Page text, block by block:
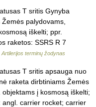
T sritis Gynyba
palydovams,
iškelti; ppr.
raketos: SSRS R 7
Artilerijos terminų žodynas
T sritis apsauga nuo
raketa dirbtiniams Žemės
į kosmosą iškelti;
carrier rocket; carrier